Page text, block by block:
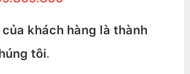
khách hàng là thành
tôi.